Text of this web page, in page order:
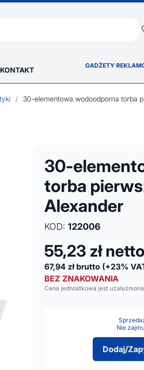
KONTAKT GADŻETY
/
30-
torba
Alexander
KOD: 122006
55,23 zł netto
67,94 zł brutto (+23%
BEZ ZNAKOWANIA
Cena jednostkowa jest
Nie
Dodaj/